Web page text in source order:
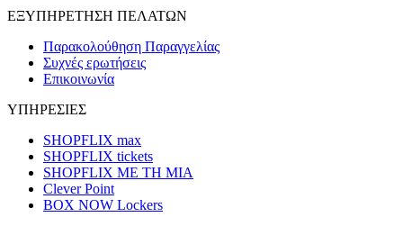
ΕΞΥΠΗΡΕΤΗΣΗ ΠΕΛΑΤΩΝ
Παρακολούθηση Παραγγελίας
Συχνές ερωτήσεις
Επικοινωνία
ΥΠΗΡΕΣΙΕΣ
SHOPFLIX max
SHOPFLIX tickets
SHOPFLIX ΜΕ ΤΗ ΜΙΑ
Clever Point
BOX NOW Lockers